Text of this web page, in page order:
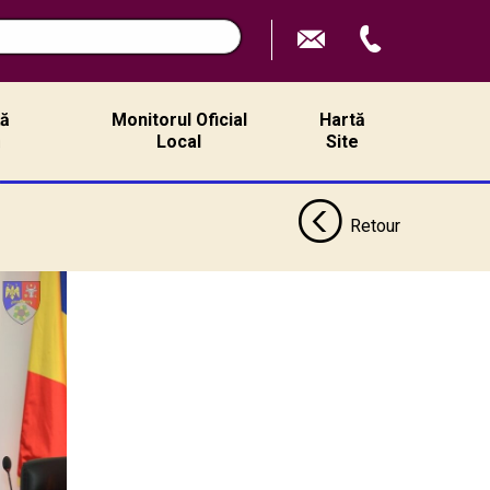
Monitorul Oficial
Local
Hartă
Site
Retour